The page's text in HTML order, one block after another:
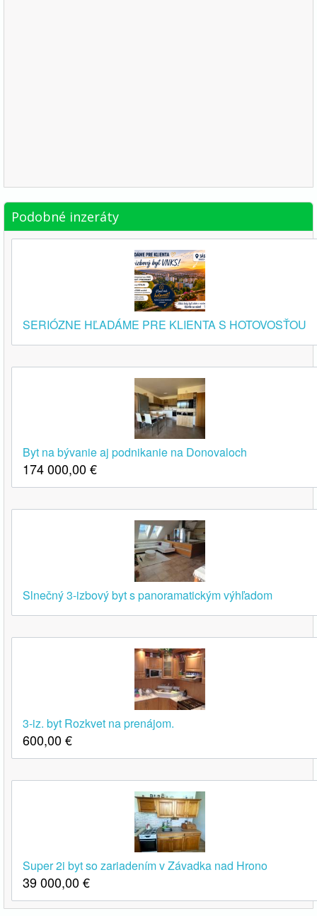
Podobné inzeráty
SERIÓZNE HĽADÁME PRE KLIENTA S HOTOVOSŤOU
Byt na bývanie aj podnikanie na Donovaloch
174 000,00€
Slnečný 3-izbový byt s panoramatickým výhľadom
3-iz. byt Rozkvet na prenájom.
600,00€
Super 2i byt so zariadením v Závadka nad Hrono
39 000,00€